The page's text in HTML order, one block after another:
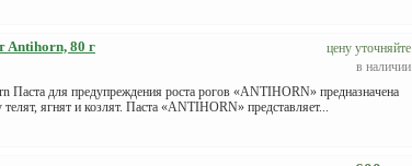
цену уточняйте
в наличии
Antihorn, 80 г
Паста для предупреждения роста рогов «ANTIHORN» предназначена
ягнят и козлят. Паста «ANTIHORN» представляет...